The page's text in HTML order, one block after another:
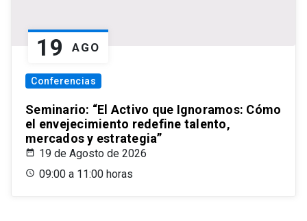
19 AGO
Conferencias
Seminario: “El Activo que Ignoramos: Cómo
el envejecimiento redefine talento,
mercados y estrategia”
19 de Agosto de 2026
09:00 a 11:00 horas